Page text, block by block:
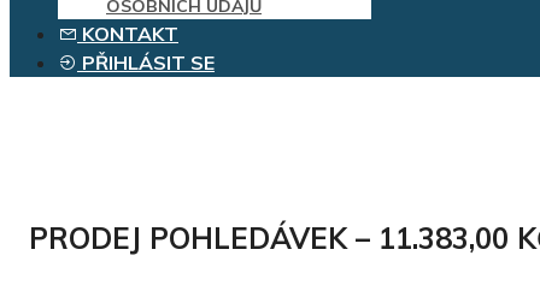
OSOBNÍCH ÚDAJŮ
KONTAKT
PŘIHLÁSIT SE
PRODEJ POHLEDÁVEK – 11.383,00